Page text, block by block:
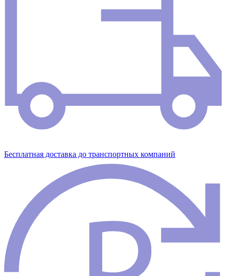
Бесплатная доставка до транспортных компаний